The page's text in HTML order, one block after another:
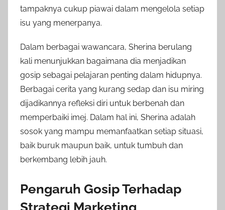
tampaknya cukup piawai dalam mengelola setiap
isu yang menerpanya.
Dalam berbagai wawancara, Sherina berulang
kali menunjukkan bagaimana dia menjadikan
gosip sebagai pelajaran penting dalam hidupnya.
Berbagai cerita yang kurang sedap dan isu miring
dijadikannya refleksi diri untuk berbenah dan
memperbaiki imej. Dalam hal ini, Sherina adalah
sosok yang mampu memanfaatkan setiap situasi,
baik buruk maupun baik, untuk tumbuh dan
berkembang lebih jauh.
Pengaruh Gosip Terhadap
Strategi Marketing